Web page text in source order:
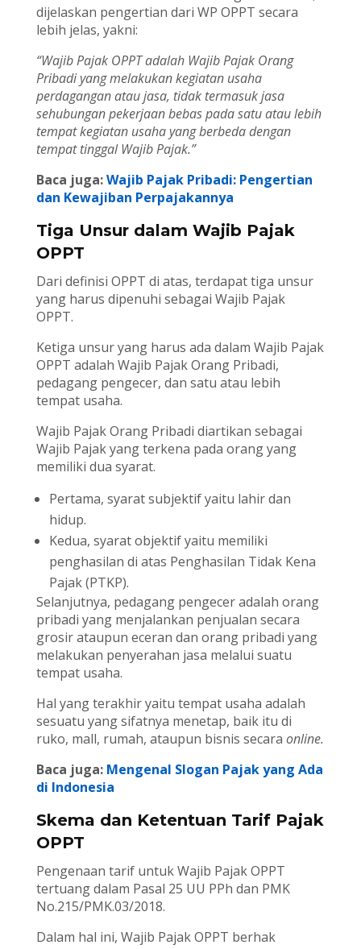
dijelaskan pengertian dari WP OPPT secara
lebih jelas, yakni:
“Wajib Pajak OPPT adalah Wajib Pajak Orang
Pribadi yang melakukan kegiatan usaha
perdagangan atau jasa, tidak termasuk jasa
sehubungan pekerjaan bebas pada satu atau lebih
tempat kegiatan usaha yang berbeda dengan
tempat tinggal Wajib Pajak.”
Baca juga:Wajib Pajak Pribadi: Pengertian
dan Kewajiban Perpajakannya
Tiga Unsur dalam Wajib Pajak
OPPT
Dari definisi OPPT di atas, terdapat tiga unsur
yang harus dipenuhi sebagai Wajib Pajak
OPPT.
Ketiga unsur yang harus ada dalam Wajib Pajak
OPPT adalah Wajib Pajak Orang Pribadi,
pedagang pengecer, dan satu atau lebih
tempat usaha.
Wajib Pajak Orang Pribadi diartikan sebagai
Wajib Pajak yang terkena pada orang yang
memiliki dua syarat.
Pertama, syarat subjektif yaitu lahir dan
hidup.
Kedua, syarat objektif yaitu memiliki
penghasilan di atas Penghasilan Tidak Kena
Pajak (PTKP).
Selanjutnya, pedagang pengecer adalah orang
pribadi yang menjalankan penjualan secara
grosir ataupun eceran dan orang pribadi yang
melakukan penyerahan jasa melalui suatu
tempat usaha.
Hal yang terakhir yaitu tempat usaha adalah
sesuatu yang sifatnya menetap, baik itu di
ruko, mall, rumah, ataupun bisnis secara online.
Baca juga: Mengenal Slogan Pajak yang Ada
di Indonesia
Skema dan Ketentuan Tarif Pajak
OPPT
Pengenaan tarif untuk Wajib Pajak OPPT
tertuang dalam Pasal 25 UU PPh dan PMK
No.215/PMK.03/2018.
Dalam hal ini, Wajib Pajak OPPT berhak